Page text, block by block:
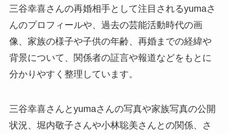
三谷幸喜さんの再婚相手として注目されるyumaさ
んのプロフィールや、過去の芸能活動時代の画
像、家族の様子や子供の年齢、再婚までの経緯や
背景について、関係者の証言や報道などをもとに
分かりやすく整理しています。
三谷幸喜さんとyumaさんの写真や家族写真の公開
状況、堀内敬子さんや小林聡美さんとの関係、さ